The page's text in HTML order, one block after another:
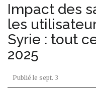
Impact des
les
Syrie : tout
2025
Publié le sept. 3